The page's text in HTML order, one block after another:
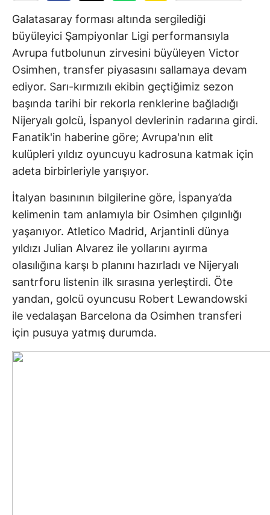
Galatasaray forması altında sergilediği
büyüleyici Şampiyonlar Ligi performansıyla
Avrupa futbolunun zirvesini büyüleyen Victor
Osimhen, transfer piyasasını sallamaya devam
ediyor. Sarı-kırmızılı ekibin geçtiğimiz sezon
başında tarihi bir rekorla renklerine bağladığı
Nijeryalı golcü, İspanyol devlerinin radarına girdi.
Fanatik'in haberine göre; Avrupa'nın elit
kulüpleri yıldız oyuncuyu kadrosuna katmak için
adeta birbirleriyle yarışıyor.
İtalyan basınının bilgilerine göre, İspanya’da
kelimenin tam anlamıyla bir Osimhen çılgınlığı
yaşanıyor. Atletico Madrid, Arjantinli dünya
yıldızı Julian Alvarez ile yollarını ayırma
olasılığına karşı b planını hazırladı ve Nijeryalı
santrforu listenin ilk sırasına yerleştirdi. Öte
yandan, golcü oyuncusu Robert Lewandowski
ile vedalaşan Barcelona da Osimhen transferi
için pusuya yatmış durumda.